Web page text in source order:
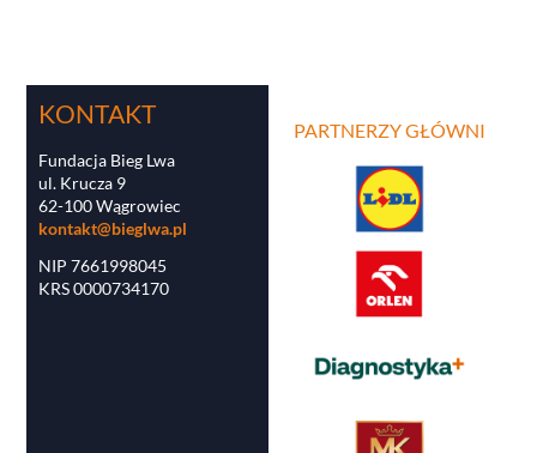
PARTNERZY GŁÓWNI
KONTAKT
Fundacja Bieg Lwa
ul. Krucza 9
62-100 Wągrowiec
kontakt@bieglwa.pl
NIP 7661998045
KRS 0000734170